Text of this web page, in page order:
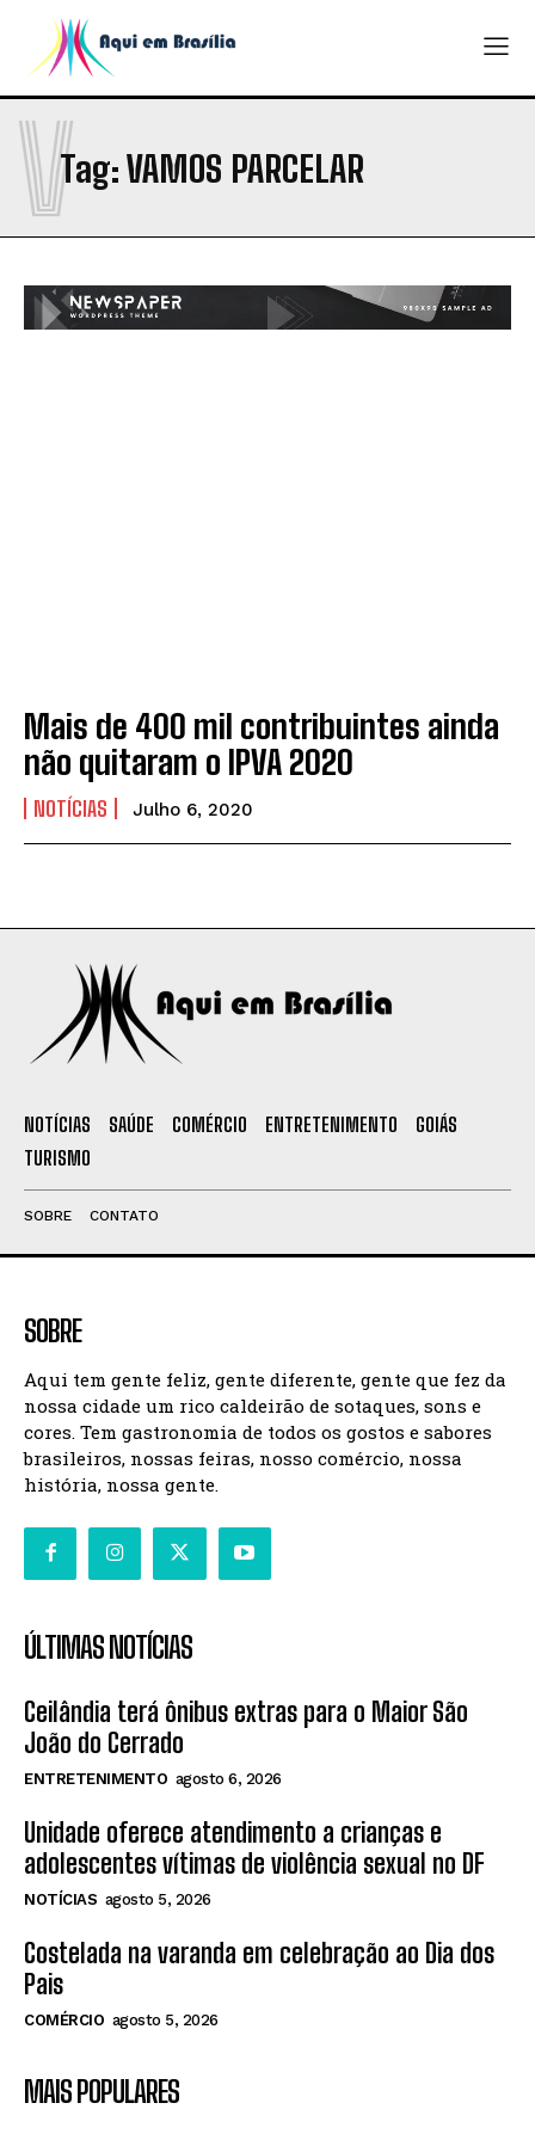
Tag:VAMOS PARCELAR
V
Mais de 400 mil contribuintes ainda
não quitaram o IPVA 2020
NOTÍCIAS Julho 6, 2020
NOTÍCIAS SAÚDE COMÉRCIO ENTRETENIMENTO
GOIÁS
TURISMO
SOBRE CONTATO
SOBRE
Aqui tem gente feliz, gente diferente, gente que fez da
nossa cidade um rico caldeirão de sotaques, sons e
cores. Tem gastronomia de todos os gostos e sabores
brasileiros, nossas feiras, nosso comércio, nossa
história, nossa gente.
ÚLTIMAS NOTÍCIAS
Ceilândia terá ônibus extras para o Maior São
João do Cerrado
ENTRETENIMENTO agosto 6, 2026
Unidade oferece atendimento a crianças e
adolescentes vítimas de violência sexual no DF
NOTÍCIAS agosto 5, 2026
Costelada na varanda em celebração ao Dia dos
Pais
COMÉRCIO agosto 5, 2026
MAIS POPULARES